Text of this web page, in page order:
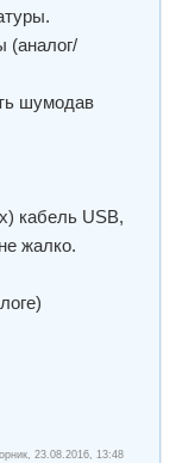
(аналог/
шумодав
кабель USB,
жалко.
23.08.2016, 13:48